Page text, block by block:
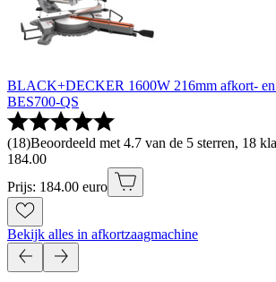
BLACK+DECKER 1600W 216mm afkort- en
BES700-QS
(18)Beoordeeld met 4.7 van de 5 sterren, 18
184.00
Prijs: 184.00 euro
Bekijk alles in afkortzaagmachine